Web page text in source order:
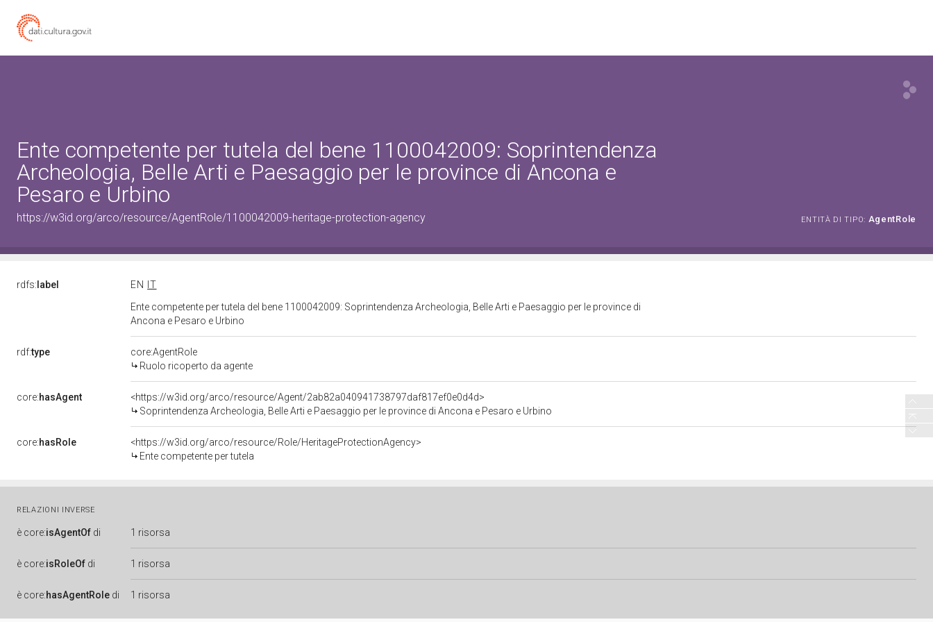
Ente competente per tutela del bene 1100042009: Soprintendenza
Archeologia, Belle Arti e Paesaggio per le province di Ancona e
Pesaro e Urbino
https://w3id.org/arco/resource/AgentRole/1100042009-heritage-protection-agency ENTITÀ DI TIPO: AgentRole
rdfs: label EN
IT
Ente competente per tutela del bene 1100042009: Soprintendenza Archeologia, Belle Arti e Paesaggio per le province di
Ancona e Pesaro e Urbino
rdf:type
core:AgentRole
Ruolo ricoperto da agente
core:hasAgent
<https://w3id.org/arco/resource/Agent/2ab82a040941738797daf817ef0e0d4d>
Soprintendenza Archeologia, Belle Arti e Paesaggio per le province di Ancona e Pesaro e Urbino
core:hasRole
<https://w3id.org/arco/resource/Role/HeritageProtectionAgency>
Ente competente per tutela
RELAZIONI INVERSE
è core:isAgentOf di 1 risorsa
è core:isRoleOf di 1 risorsa
è core:hasAgentRole di 1 risorsa